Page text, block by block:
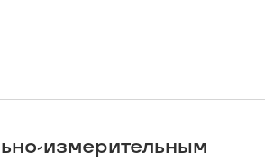
измерительным